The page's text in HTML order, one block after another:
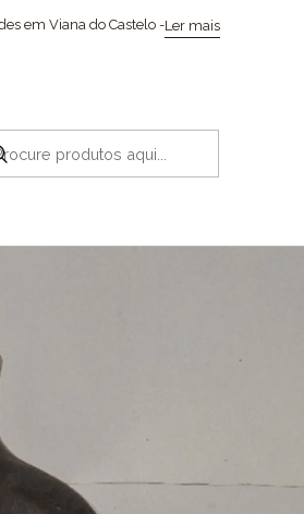
em Viana do Castelo -Ler maisInício